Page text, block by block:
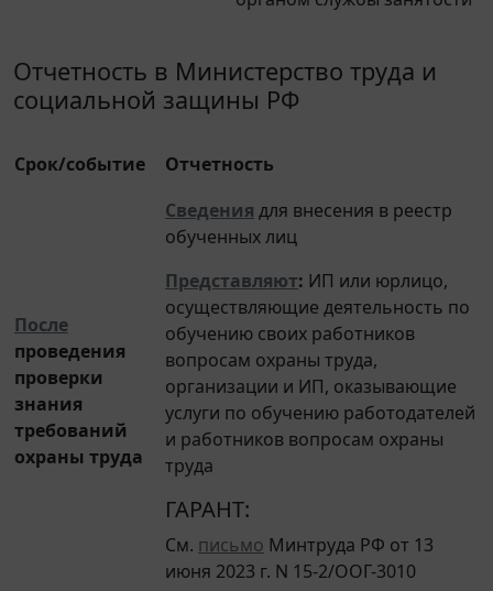
Отчетность в Министерство труда и
социальной защины РФ
Срок/событие Отчетность
После
проведения
проверки
знания
требований
охраны труда
Сведения
обученных лиц
Представляют
ИП или юрлицо,
осуществляющие деятельность по
обучению своих работников
вопросам охраны труда,
организации и ИП, оказывающие
услуги по обучению работодателей
и работников вопросам охраны
труда
ГАРАНТ:
См.
Минтруда РФ от 13
июня 2023 г. N 15-2/ООГ-3010